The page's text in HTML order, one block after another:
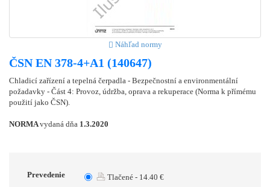
Náhľad normy
ČSN EN 378-4+A1 (140647)
Chladicí zařízení a tepelná čerpadla - Bezpečnostní a environmentální
požadavky - Část 4: Provoz, údržba, oprava a rekuperace (Norma k přímému
použití jako ČSN).
NORMAvydaná dňa 1.3.2020
Prevedenie Tlačené - 14.40 €